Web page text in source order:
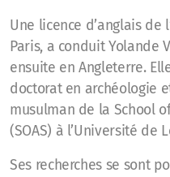
Une licence d’anglais de
Paris, a conduit Yolande
ensuite en Angleterre.
doctorat en archéologie
musulman de la School
(SOAS) à l’Université de
Ses recherches se sont